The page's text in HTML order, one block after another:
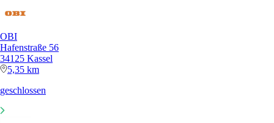
OBI
Hafenstraße 56
34125 Kassel
5,35 km
geschlossen